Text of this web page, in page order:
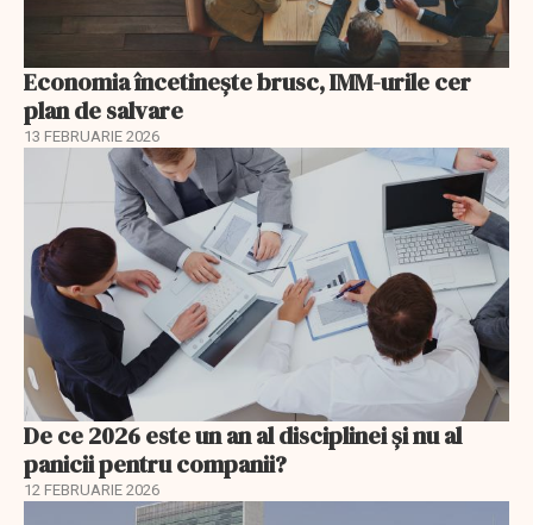
Economia încetinește brusc, IMM-urile cer
plan de salvare
13 FEBRUARIE 2026
De ce 2026 este un an al disciplinei și nu al
panicii pentru companii?
12 FEBRUARIE 2026